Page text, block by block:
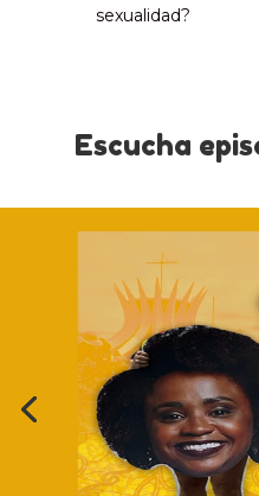
sexualidad?
Escucha